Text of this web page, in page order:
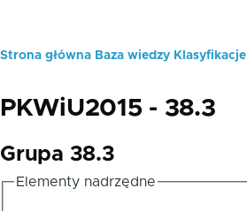
Ścieżka
nawigacyjna
Strona główna Baza wiedzy Klasyfikacje
PKWiU2015 - 38.3
Grupa 38.3
Elementy nadrzędne